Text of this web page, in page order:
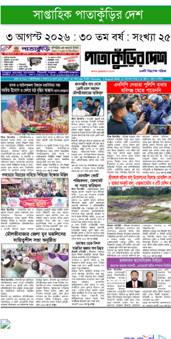
সাপ্তাহিক পাতাকুঁড়ির দেশ
৩ আগস্ট ২০২৬ : ৩০ তম বর্ষ : সংখ্যা ২৫